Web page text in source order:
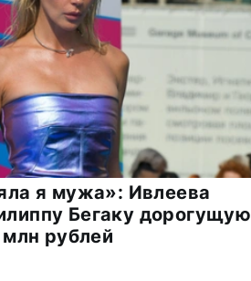
я мужа»: Ивлеева
Бегаку дорогущую
рублей